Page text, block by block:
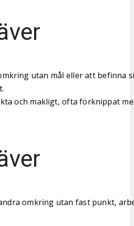
utan mål eller att befinna
och makligt, ofta förknippat
omkring utan fast punkt,